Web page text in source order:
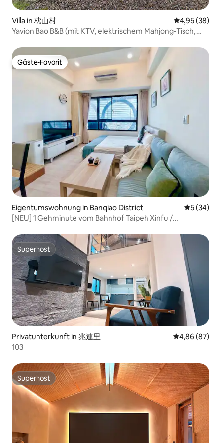
mit einer großen Thermalquelle-
Badewanne im Zimmer, in der du beim
Baden den Blick auf die Nacht, die Berge
und das Meer genießen kannst.
Villa in 枕山村
4,95 (38)
Yavion Bao B&B (mit KTV, elektrischem Mahjong-Tisch,
Gäste-Favorit
Gäste-Favorit
Eigentumswohnung in Banqiao District
5 (34)
[NEU] 1 Gehminute vom Bahnhof Taipeh Xinfu /
Trockner / Neu gebautes Zimmer für 1-4 Personen
Superhost
Superhost
Privatunterkunft in 兆連里
4,86 (87)
103
Superhost
Superhost